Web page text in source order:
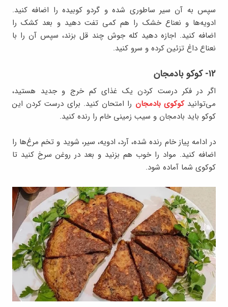
سپس به آن سیر ساطوری شده و گردو کوبیده را اضافه کنید.
ادویه‌ها و نعناع خشک را هم کمی تفت دهید و بعد کشک را
اضافه کنید. اجازه دهید کله جوش چند قل بزند، سپس آن را با
نعناع داغ تزئین کرده و سرو کنید.
۱۲- کوکو بادمجان
اگر در فکر درست کردن یک غذای کم خرج و جدید هستید،
می‌توانیدکوکوی بادمجان را امتحان کنید. برای درست کردن این
کوکو باید بادمجان و سیب زمینی خام را رنده کنید.
در ادامه پیاز خام رنده شده، آرد، ادویه، سیر، شوید و تخم مرغ‌ها را
اضافه کنید. مواد را خوب هم بزنید و بعد در روغن سرخ کنید تا
کوکوی شما آماده شود.